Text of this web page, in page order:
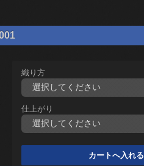
織り方
仕上がり